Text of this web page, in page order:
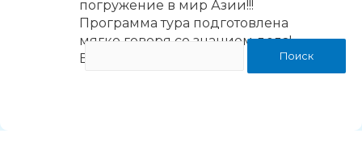
погружение в мир Азии!!!
Программа тура подготовлена
мягко говоря со знанием дела!
Всем рекомендую.